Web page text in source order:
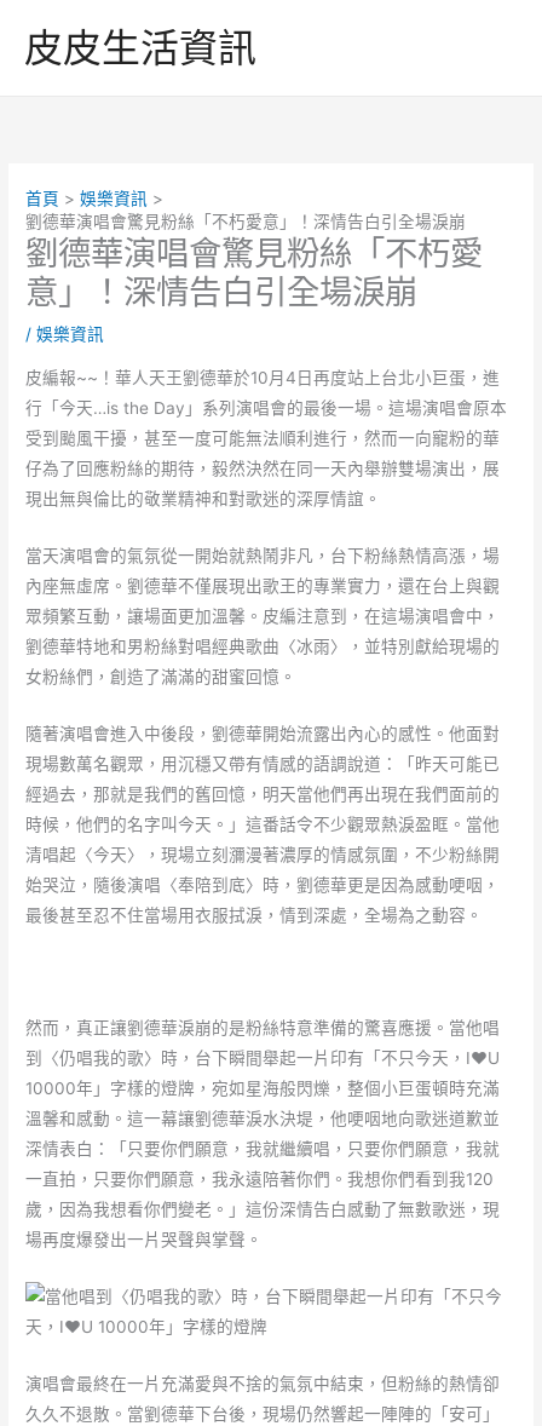
皮皮生活資訊
首頁
娛樂資訊
劉德華演唱會驚見粉絲「不朽愛意」！深情告白引全場淚崩
劉德華演唱會驚見粉絲「不朽愛
意」！深情告白引全場淚崩
/娛樂資訊
皮編報~~！華人天王劉德華於10月4日再度站上台北小巨蛋，進
行「今天…is the Day」系列演唱會的最後一場。這場演唱會原本
受到颱風干擾，甚至一度可能無法順利進行，然而一向寵粉的華
仔為了回應粉絲的期待，毅然決然在同一天內舉辦雙場演出，展
現出無與倫比的敬業精神和對歌迷的深厚情誼。
當天演唱會的氣氛從一開始就熱鬧非凡，台下粉絲熱情高漲，場
內座無虛席。劉德華不僅展現出歌王的專業實力，還在台上與觀
眾頻繁互動，讓場面更加溫馨。皮編注意到，在這場演唱會中，
劉德華特地和男粉絲對唱經典歌曲〈冰雨〉，並特別獻給現場的
女粉絲們，創造了滿滿的甜蜜回憶。
隨著演唱會進入中後段，劉德華開始流露出內心的感性。他面對
現場數萬名觀眾，用沉穩又帶有情感的語調說道：「昨天可能已
經過去，那就是我們的舊回憶，明天當他們再出現在我們面前的
時候，他們的名字叫今天。」這番話令不少觀眾熱淚盈眶。當他
清唱起〈今天〉，現場立刻瀰漫著濃厚的情感氛圍，不少粉絲開
始哭泣，隨後演唱〈奉陪到底〉時，劉德華更是因為感動哽咽，
最後甚至忍不住當場用衣服拭淚，情到深處，全場為之動容。
然而，真正讓劉德華淚崩的是粉絲特意準備的驚喜應援。當他唱
到〈仍唱我的歌〉時，台下瞬間舉起一片印有「不只今天，I♥U
10000年」字樣的燈牌，宛如星海般閃爍，整個小巨蛋頓時充滿
溫馨和感動。這一幕讓劉德華淚水決堤，他哽咽地向歌迷道歉並
深情表白：「只要你們願意，我就繼續唱，只要你們願意，我就
一直拍，只要你們願意，我永遠陪著你們。我想你們看到我120
歲，因為我想看你們變老。」這份深情告白感動了無數歌迷，現
場再度爆發出一片哭聲與掌聲。
演唱會最終在一片充滿愛與不捨的氣氛中結束，但粉絲的熱情卻
久久不退散。當劉德華下台後，現場仍然響起一陣陣的「安可」